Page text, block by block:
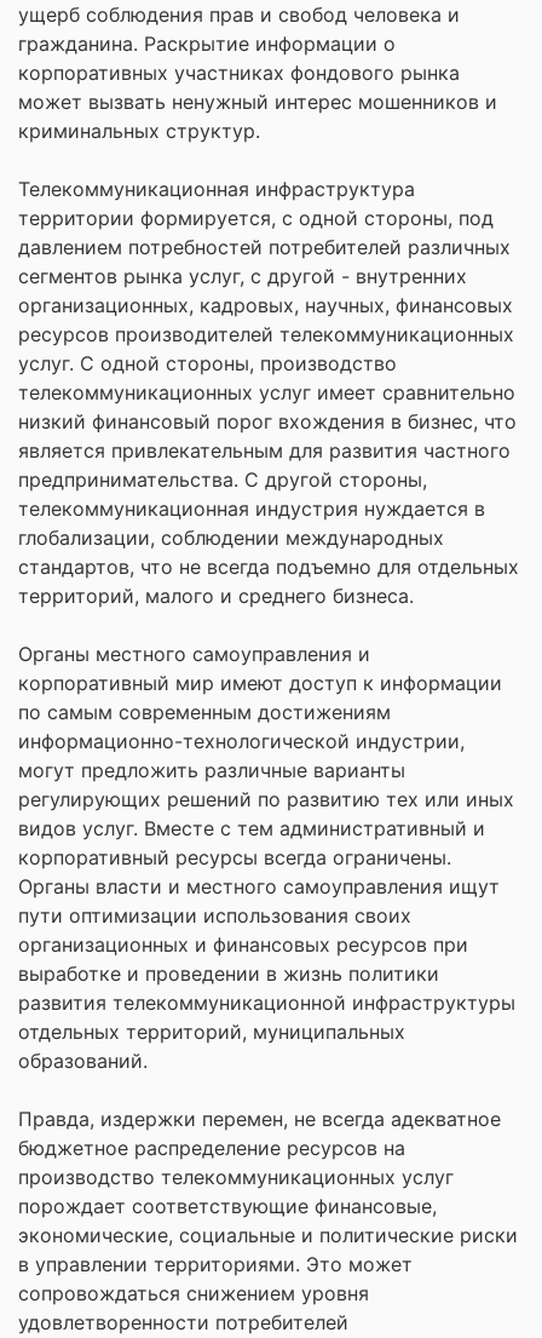
ущерб соблюдения прав и свобод человека и
гражданина. Раскрытие информации о
корпоративных участниках фондового рынка
может вызвать ненужный интерес мошенников и
криминальных структур.
Телекоммуникационная инфраструктура
территории формируется, с одной стороны, под
давлением потребностей потребителей различных
сегментов рынка услуг, с другой - внутренних
организационных, кадровых, научных, финансовых
ресурсов производителей телекоммуникационных
услуг. С одной стороны, производство
телекоммуникационных услуг имеет сравнительно
низкий финансовый порог вхождения в бизнес, что
является привлекательным для развития частного
предпринимательства. С другой стороны,
телекоммуникационная индустрия нуждается в
глобализации, соблюдении международных
стандартов, что не всегда подъемно для отдельных
территорий, малого и среднего бизнеса.
Органы местного самоуправления и
корпоративный мир имеют доступ к информации
по самым современным достижениям
информационно-технологической индустрии,
могут предложить различные варианты
регулирующих решений по развитию тех или иных
видов услуг. Вместе с тем административный и
корпоративный ресурсы всегда ограничены.
Органы власти и местного самоуправления ищут
пути оптимизации использования своих
организационных и финансовых ресурсов при
выработке и проведении в жизнь политики
развития телекоммуникационной инфраструктуры
отдельных территорий, муниципальных
образований.
Правда, издержки перемен, не всегда адекватное
бюджетное распределение ресурсов на
производство телекоммуникационных услуг
порождает соответствующие финансовые,
экономические, социальные и политические риски
в управлении территориями. Это может
сопровождаться снижением уровня
удовлетворенности потребителей